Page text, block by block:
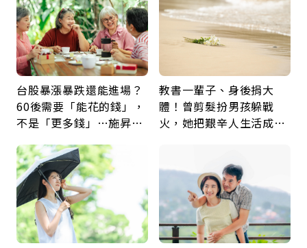
台股暴漲暴跌還能進場？
60後需要「能花的錢」，
不是「更多錢」…施昇
票
教書一輩子、身後捐大
體！曾剪髮扮男孩躲戰
火，她把艱辛人生活成風